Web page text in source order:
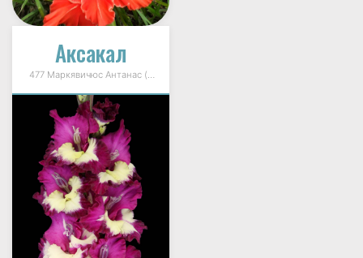
Аксакал
477 Маркявичюс Антанас (Markevičius) 1995г.